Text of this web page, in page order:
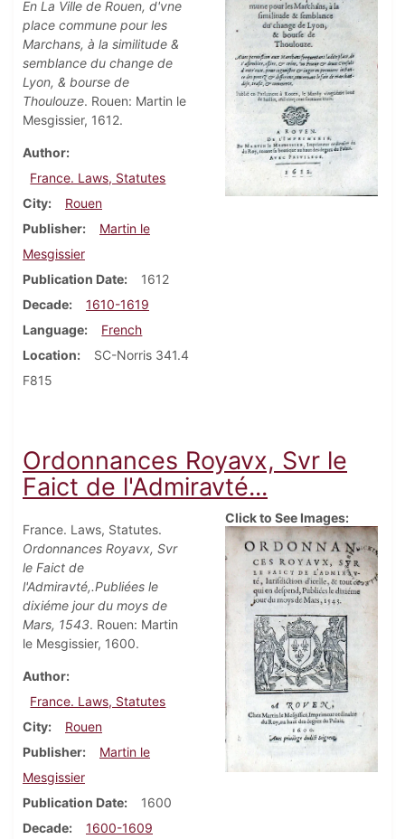
En La Ville de Rouen, d'vne
place commune pour les
Marchans, à la similitude &
semblance du change de
Lyon, & bourse de
Thoulouze. Rouen: Martin le
Mesgissier, 1612.
Author
France. Laws, Statutes
City
Rouen
Publisher
Martin le
Mesgissier
Publication Date
1612
Decade
1610-1619
Language
French
Location
SC-Norris 341.4
F815
Ordonnances Royavx, Svr le
Faict de l'Admiravté...
France. Laws, Statutes.
Ordonnances Royavx, Svr
le Faict de
l'Admiravté,.Publiées le
dixiéme jour du moys de
Mars, 1543. Rouen: Martin
le Mesgissier, 1600.
Author
France. Laws, Statutes
City
Rouen
Publisher
Martin le
Mesgissier
Publication Date
1600
Decade
1600-1609
Click to See Images: